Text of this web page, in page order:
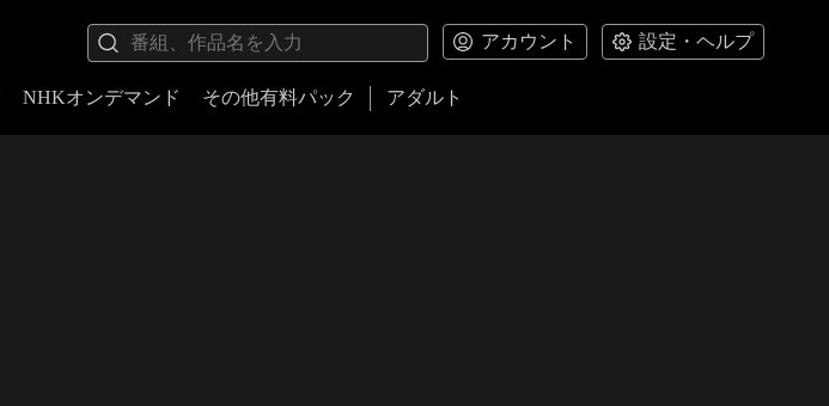
アカウント 設定・ヘルプ
NHKオンデマンド その他有料パック アダルト